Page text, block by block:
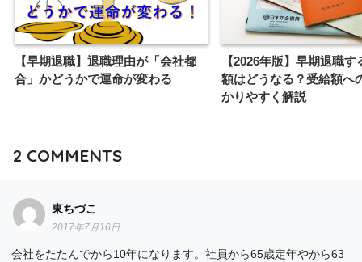
【早期退職】退職理由が「会社都
合」かどうかで運命が変わる
【2026年版】早期退職す
額はどうなる？受給額へ
かりやすく解説
2 COMMENTS
東ちづこ
2017年7月16日
会社をたたんでから10年になります。社員から65歳定年やから63